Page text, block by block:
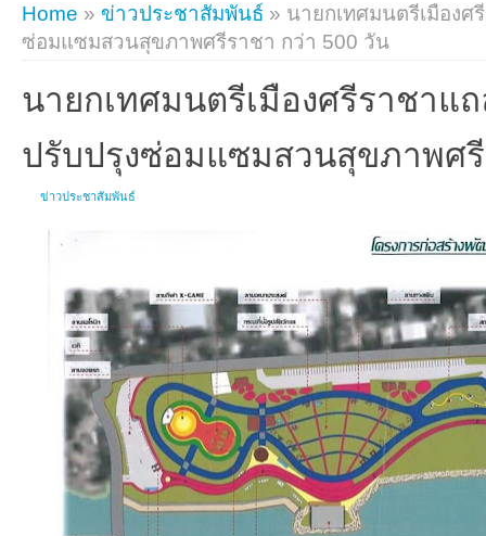
Home » ข่าวประชาสัมพันธ์ » นายกเทศมนตรีเมืองศ
ซ่อมแซมสวนสุขภาพศรีราชา กว่า 500 วัน
นายกเทศมนตรีเมืองศรีราชาแ
ปรับปรุงซ่อมแซมสวนสุขภาพศรี
ข่าวประชาสัมพันธ์